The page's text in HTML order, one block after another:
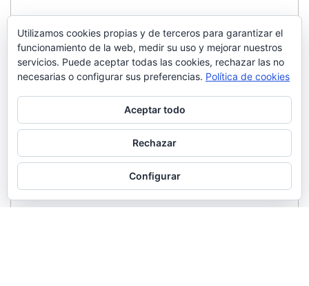
Utilizamos cookies propias y de terceros para garantizar el
funcionamiento de la web, medir su uso y mejorar nuestros
servicios. Puede aceptar todas las cookies, rechazar las no
necesarias o configurar sus preferencias. Política de cookies
Aceptar todo
Rechazar
Configurar